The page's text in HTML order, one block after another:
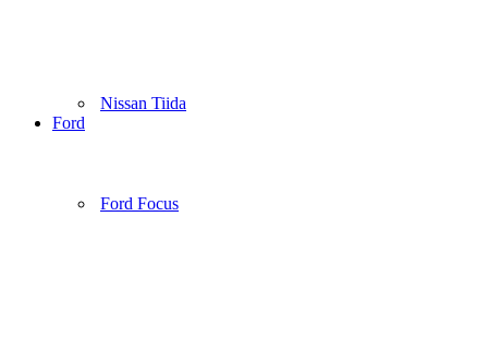
Nissan Tiida
Ford
Ford Focus